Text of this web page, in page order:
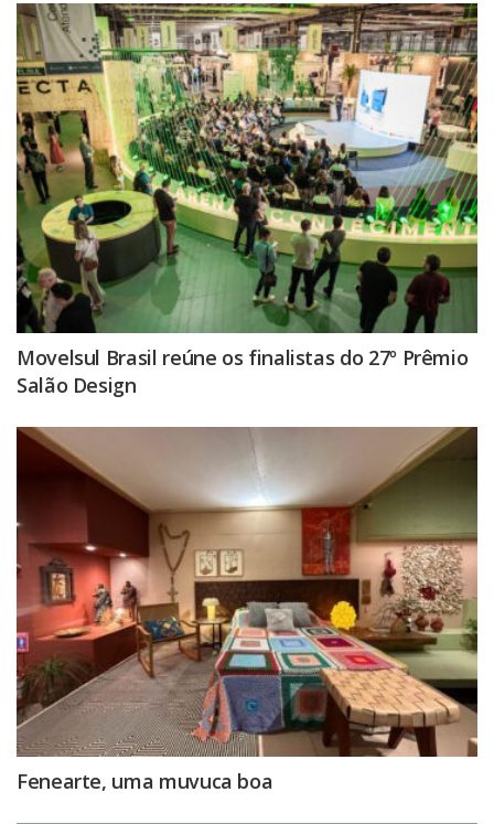
Movelsul Brasil reúne os finalistas do 27º Prêmio
Salão Design
Fenearte, uma muvuca boa